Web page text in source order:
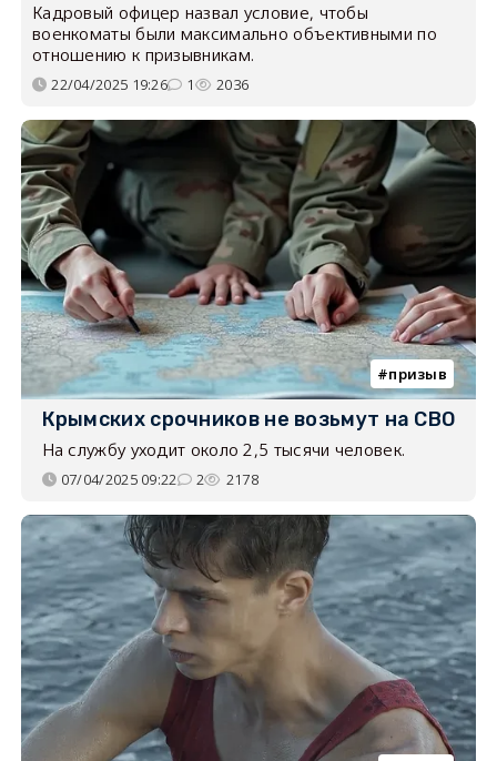
Кадровый офицер назвал условие, чтобы
военкоматы были максимально объективными по
отношению к призывникам.
22/04/2025 19:26 1 2036
призыв
Крымских срочников не возьмут на СВО
На службу уходит около 2,5 тысячи человек.
07/04/2025 09:22 2 2178